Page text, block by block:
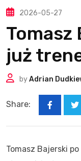
2026-05-27
Tomasz
już
byAdrian
Share:
Tomasz Bajerski